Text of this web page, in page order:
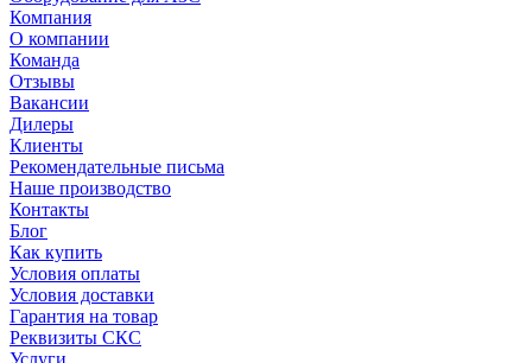
Компания
О компании
Команда
Отзывы
Вакансии
Дилеры
Клиенты
Рекомендательные письма
Наше производство
Контакты
Блог
Как купить
Условия оплаты
Условия доставки
Гарантия на товар
Реквизиты СКС
Услуги